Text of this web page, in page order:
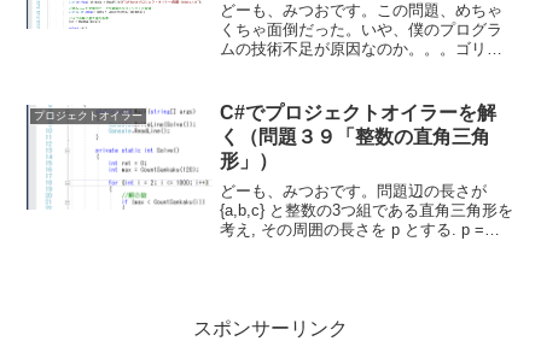
どーも、みつおです。この問題、めちゃ
くちゃ面倒だった。いや、僕のプログラ
ムの技術不足が原因なのか。。。ゴリゴ
うち, 斜めに並んだ4つの数字が赤くマー
クされている...
プロジェクトオイラー
C#でプロジェクトオイラーを解
く（問題３９「整数の直角三角
形」）
どーも、みつおです。問題辺の長さが
{a,b,c} と整数の3つ組である直角三角形を
考え, その周囲の長さを p とする. p =
スポンサーリンク